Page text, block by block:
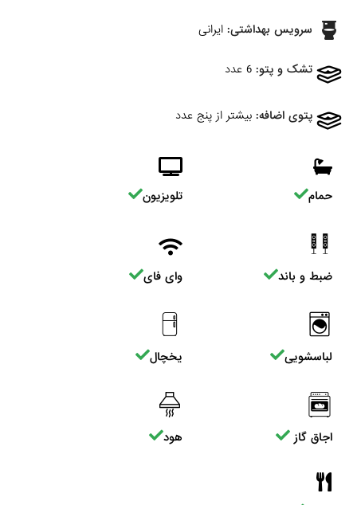
سرویس بهداشتی: ایرانی
تشک و پتو: 6 عدد
پتوی اضافه: بیشتر از پنج عدد
حمام تلویزیون
ضبط و باند وای فای
لباسشویی یخچال
اجاق گاز هود